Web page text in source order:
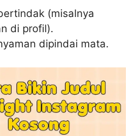
(misalnya
di profil).
dipindai mata.